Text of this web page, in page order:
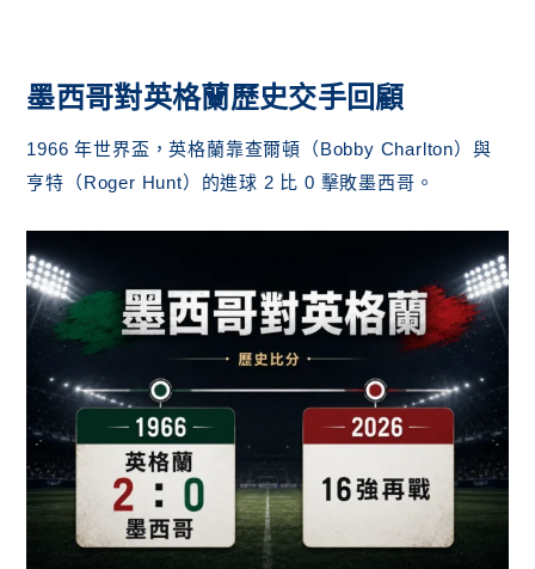
墨西哥對英格蘭歷史交手回顧
1966 年世界盃，英格蘭靠查爾頓（Bobby Charlton）與
亨特（Roger Hunt）的進球 2 比 0 擊敗墨西哥。